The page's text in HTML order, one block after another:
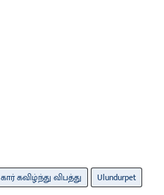
கார் கவிழ்ந்து விபத்து
Ulundurpet